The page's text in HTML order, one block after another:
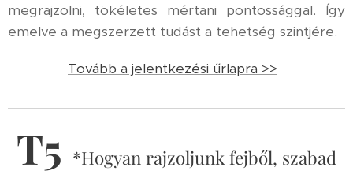
megrajzolni, tökéletes mértani pontossággal. Így
emelve a megszerzett tudást a tehetség szintjére.
Tovább a jelentkezési űrlapra >>
T5 *Hogyan rajzoljunk fejből, szabad